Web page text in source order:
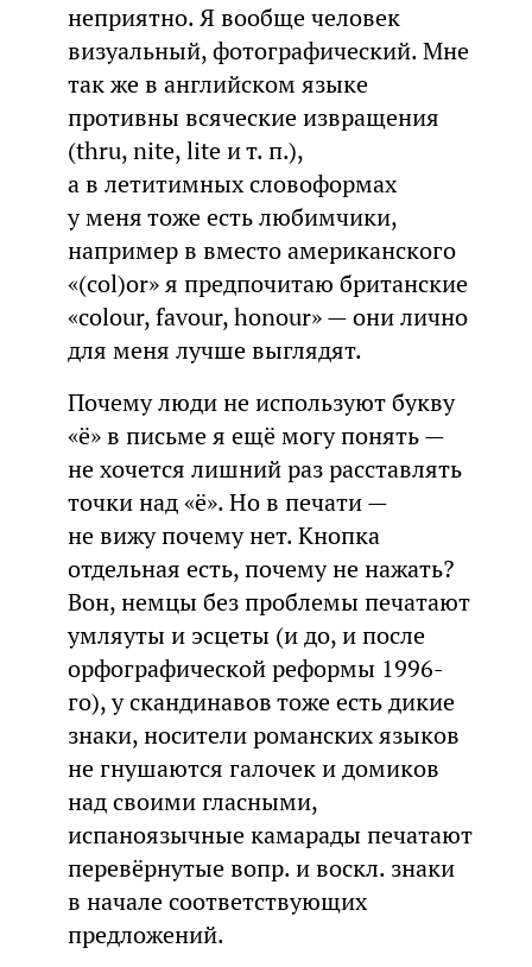
неприятно. Я вообще человек
визуальный, фотографический. Мне
так же в английском языке
противны всяческие извращения
(thru, nite, lite и т. п.),
а в летитимных словоформах
у меня тоже есть любимчики,
например в вместо американского
«(col)or» я предпочитаю британские
«colour, favour, honour» — они лично
для меня лучше выглядят.
Почему люди не используют букву
«ё» в письме я ещё могу понять —
не хочется лишний раз расставлять
точки над «ё». Но в печати —
не вижу почему нет. Кнопка
отдельная есть, почему не нажать?
Вон, немцы без проблемы печатают
умляуты и эсцеты (и до, и после
орфографической реформы 1996-
го), у скандинавов тоже есть дикие
знаки, носители романских языков
не гнушаются галочек и домиков
над своими гласными,
испаноязычные камарады печатают
перевёрнутые вопр. и воскл. знаки
в начале соответствующих
предложений.